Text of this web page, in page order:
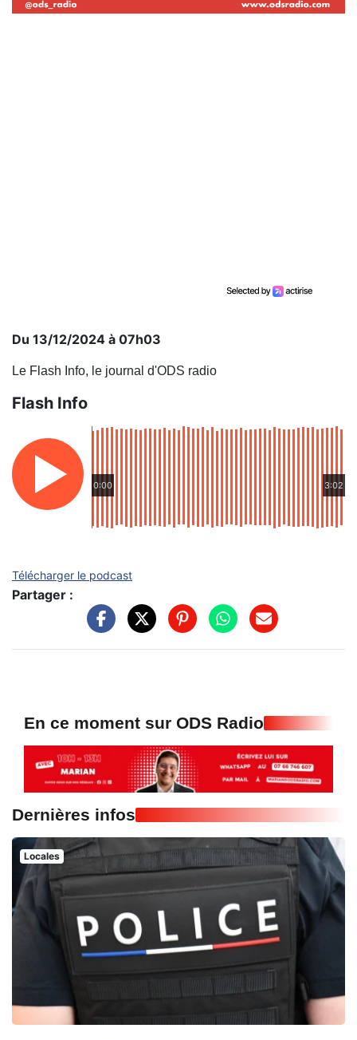
Du 13/12/2024 à 07h03
Le Flash Info, le journal d'ODS radio
Flash Info
0:00 3:02
Télécharger le podcast
Partager :
En ce moment sur ODS Radio
Dernières infos
Locales